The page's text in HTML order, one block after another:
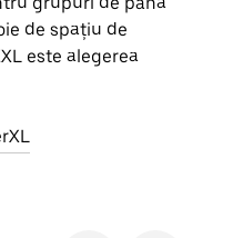
de spațiu de
este alegerea